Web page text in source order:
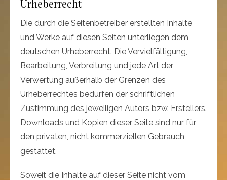
Urheberrecht
Die durch die Seitenbetreiber erstellten Inhalte
und Werke auf diesen Seiten unterliegen dem
deutschen Urheberrecht. Die Vervielfältigung,
Bearbeitung, Verbreitung und jede Art der
Verwertung außerhalb der Grenzen des
Urheberrechtes bedürfen der schriftlichen
Zustimmung des jeweiligen Autors bzw. Erstellers.
Downloads und Kopien dieser Seite sind nur für
den privaten, nicht kommerziellen Gebrauch
gestattet.
Soweit die Inhalte auf dieser Seite nicht vom